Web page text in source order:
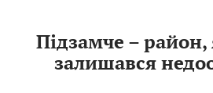
Підзамче – район,
залишався